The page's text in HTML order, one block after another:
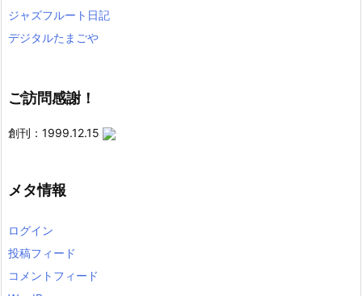
ジャズフルート日記
デジタルたまごや
ご訪問感謝！
創刊：1999.12.15
メタ情報
ログイン
投稿フィード
コメントフィード